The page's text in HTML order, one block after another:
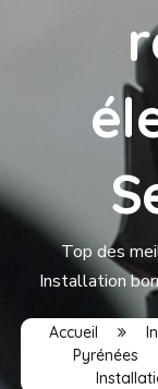
Top des
Installation
Accueil
Pyrénées